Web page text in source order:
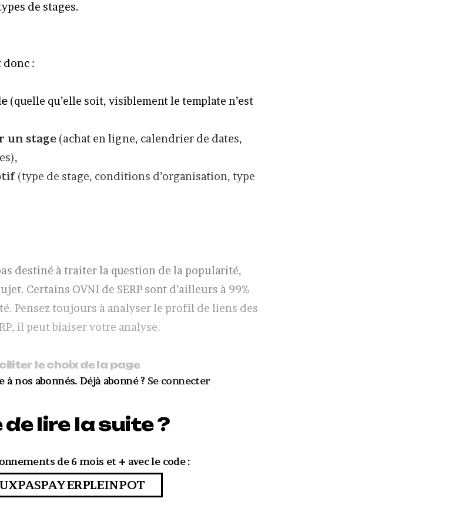
de stages.
donc :
(quelle qu’elle soit, visiblement le template n’est
un stage (achat en ligne, calendrier de dates,
(type de stage, conditions d’organisation, type
destiné à traiter la question de la popularité,
Certains OVNI de SERP sont d’ailleurs à 99%
Pensez toujours à analyser le profil de liens des
il peut biaiser votre analyse.
le choix de la page
nos abonnés. Déjà abonné ? Se connecter
de lire la suite ?
de 6 mois et + avec le code :